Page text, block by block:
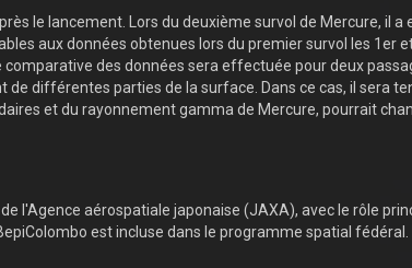
le lancement. Lors du deuxième survol de Mercure, il
aux données obtenues lors du premier survol les 1er
des données sera effectuée pour deux
différentes parties de la surface. Dans ce cas, il sera
et du rayonnement gamma de Mercure, pourrait
l'Agence aérospatiale japonaise (JAXA), avec le rôle
est incluse dans le programme spatial